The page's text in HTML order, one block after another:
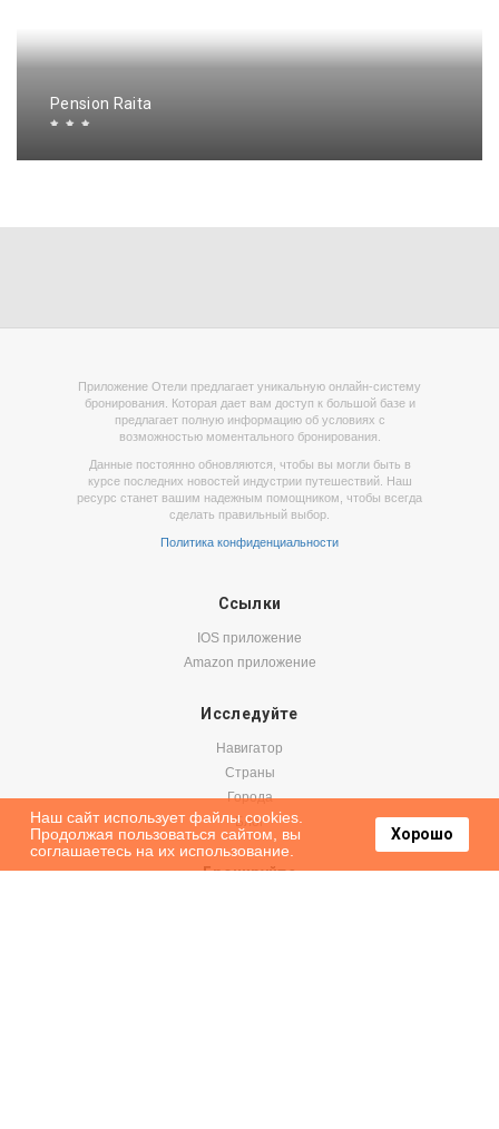
Pension Raita
Приложение Отели предлагает уникальную онлайн-систему
бронирования. Которая дает вам доступ к большой базе и
предлагает полную информацию об условиях с
возможностью моментального бронирования.
Данные постоянно обновляются, чтобы вы могли быть в
курсе последних новостей индустрии путешествий. Наш
ресурс станет вашим надежным помощником, чтобы всегда
сделать правильный выбор.
Политика конфиденциальности
Ссылки
IOS приложение
Amazon приложение
Исследуйте
Навигатор
Страны
Города
Блог
Бронируйте
Наш сайт использует файлы cookies.
Продолжая пользоваться сайтом, вы
соглашаетесь на их использование.
Хорошо